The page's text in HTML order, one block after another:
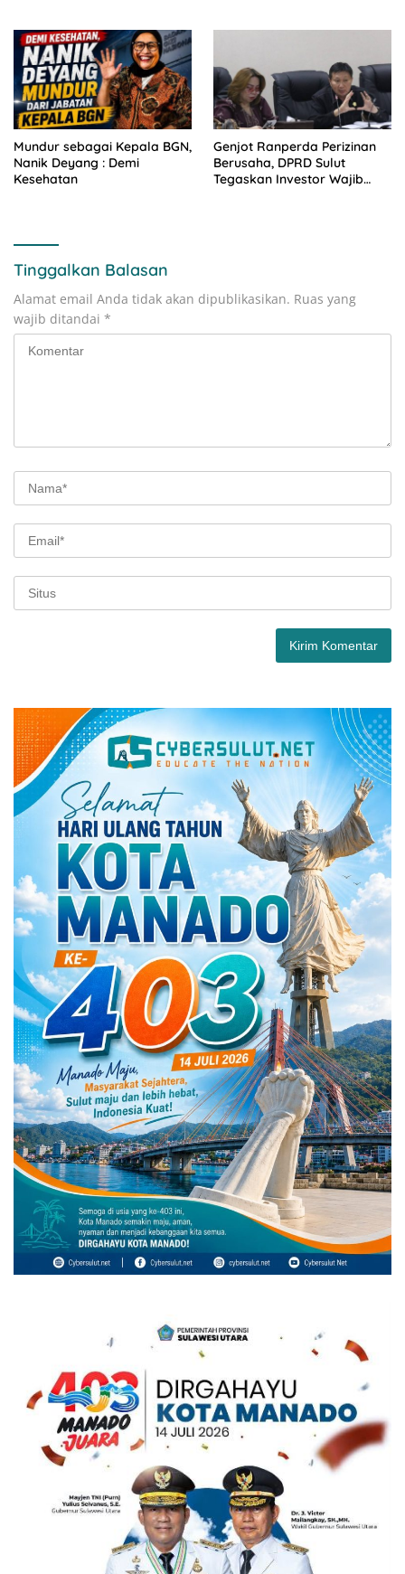
Mundur sebagai Kepala BGN,
Nanik Deyang : Demi
Kesehatan
Genjot Ranperda Perizinan
Berusaha, DPRD Sulut
Tegaskan Investor Wajib
Tinggalkan Balasan
Alamat email Anda tidak akan dipublikasikan. Ruas yang
wajib ditandai *